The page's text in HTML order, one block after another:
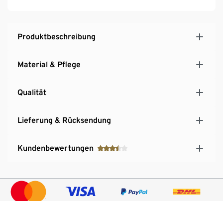
Produktbeschreibung
Material & Pflege
Qualität
Lieferung & Rücksendung
Kundenbewertungen